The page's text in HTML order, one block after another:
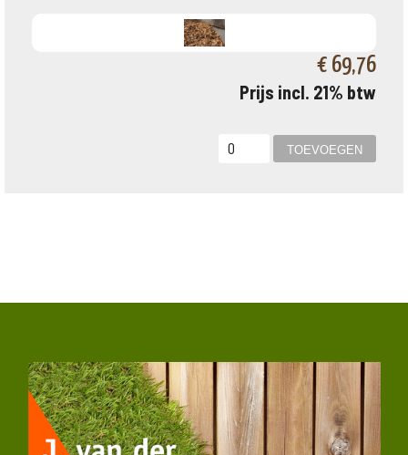
€ 69,76
Prijs incl. 21% btw